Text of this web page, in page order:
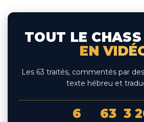
TOUT LE
EN
Les 63 traités, commentés par
texte hébreu et
6 63 3